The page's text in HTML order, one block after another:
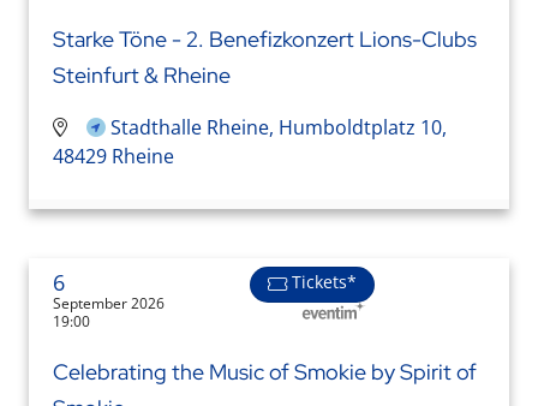
Starke Töne - 2. Benefizkonzert Lions-Clubs
Steinfurt & Rheine
Stadthalle Rheine, Humboldtplatz 10,
48429 Rheine
6
September 2026
19:00
Tickets*
Celebrating the Music of Smokie by Spirit of